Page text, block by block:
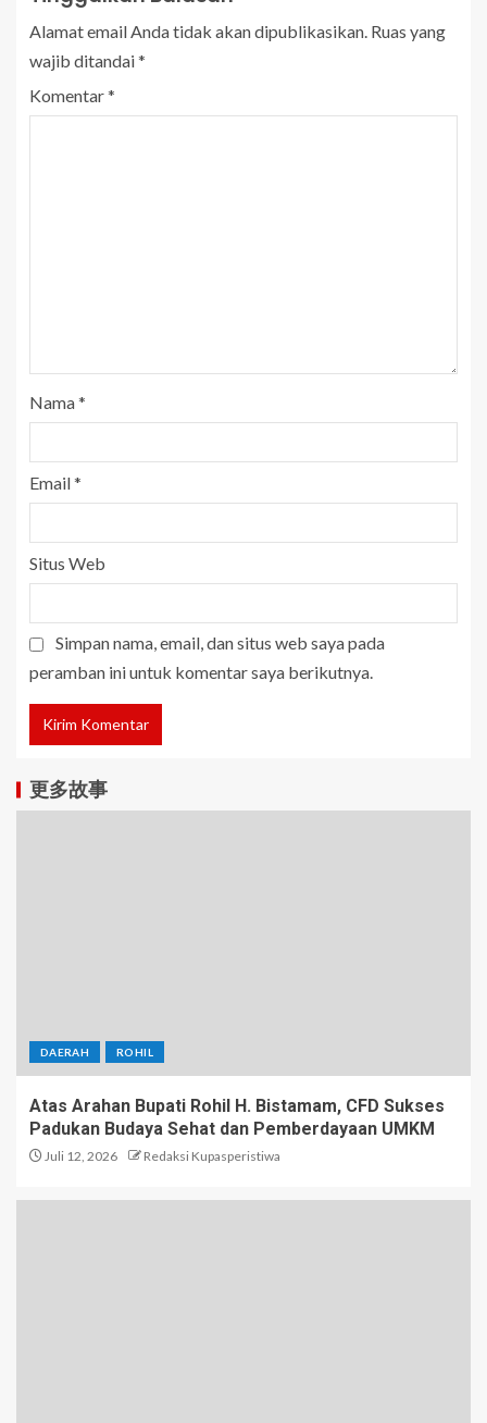
Alamat email Anda tidak akan dipublikasikan. Ruas yang
wajib ditandai*
Komentar*
Nama*
Email*
Situs Web
Simpan nama, email, dan situs web saya pada
peramban ini untuk komentar saya berikutnya.
更多故事
DAERAH ROHIL
Atas Arahan Bupati Rohil H. Bistamam, CFD Sukses
Padukan Budaya Sehat dan Pemberdayaan UMKM
Juli 12, 2026 Redaksi Kupasperistiwa